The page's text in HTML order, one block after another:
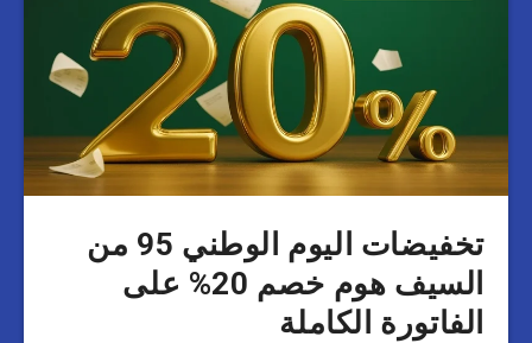
تخفيضات اليوم الوطني 95 من
السيف هوم خصم 20% على
الفاتورة الكاملة